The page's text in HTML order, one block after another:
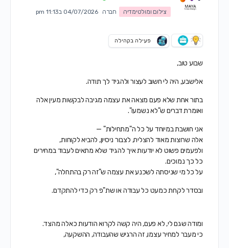
צילום ומולטימדיה חברה 04/07/2026 ב11:13 pm
פעילה בקהילה
שבוע טוב,
אלישבע, היה לי חשוב לעצור ולהגיד לך תודה.
בתור אחת שלא פעם מצאה את עצמה מגיבה לבקשות מעין אלה
ואומרת דברים ש"לא נשמעו".
אני חושבת במיוחד על כל ה"מתחילות" —
אלה שרוצות מאוד להצליח, לצבור ניסיון, להביא לקוחות,
ולפעמים פשוט לא יודעות איך להגיד שלא מתאים לעבוד במחירים
כל כך נמוכים.
על כל מי שניסתה לשכנע את עצמה ש"זה רק בהתחלה",
ובסדר לקחת כמעט כל עבודה או שת"פ רק כדי להתקדם.
ומודה שגם לי, לא פעם, היה קשה לקרוא הודעות כאלה מהצד.
כי מעבר למחיר עצמו, זה הרגיש שהעבודה, ההשקעה,